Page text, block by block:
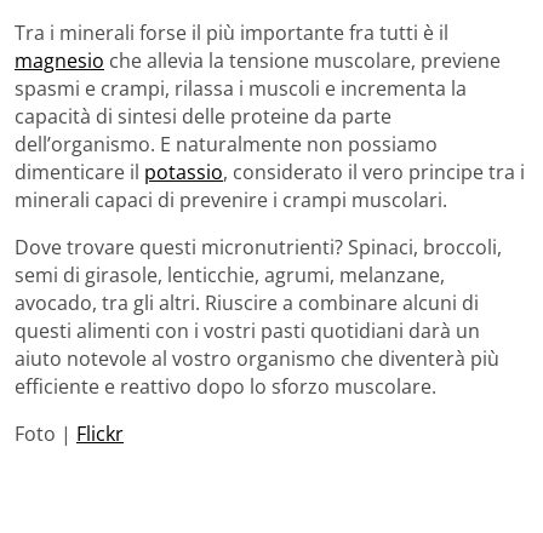
Tra i minerali forse il più importante fra tutti è il
magnesio che allevia la tensione muscolare, previene
spasmi e crampi, rilassa i muscoli e incrementa la
capacità di sintesi delle proteine da parte
dell’organismo. E naturalmente non possiamo
dimenticare il potassio, considerato il vero principe tra i
minerali capaci di prevenire i crampi muscolari.
Dove trovare questi micronutrienti? Spinaci, broccoli,
semi di girasole, lenticchie, agrumi, melanzane,
avocado, tra gli altri. Riuscire a combinare alcuni di
questi alimenti con i vostri pasti quotidiani darà un
aiuto notevole al vostro organismo che diventerà più
efficiente e reattivo dopo lo sforzo muscolare.
Foto | Flickr